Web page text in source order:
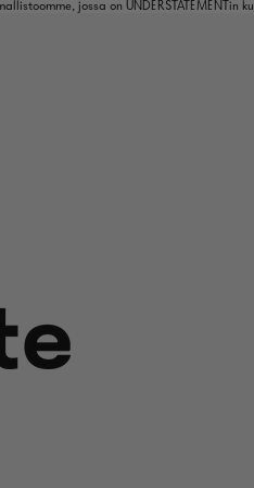
jossa on